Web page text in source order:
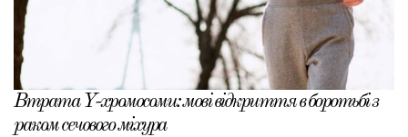
Втрата Y-хромосоми: мові відкриття в боротьбі з
раком сечового міхура